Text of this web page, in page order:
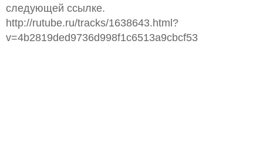
следующей ссылке.
http://rutube.ru/tracks/1638643.html?
v=4b2819ded9736d998f1c6513a9cbcf53